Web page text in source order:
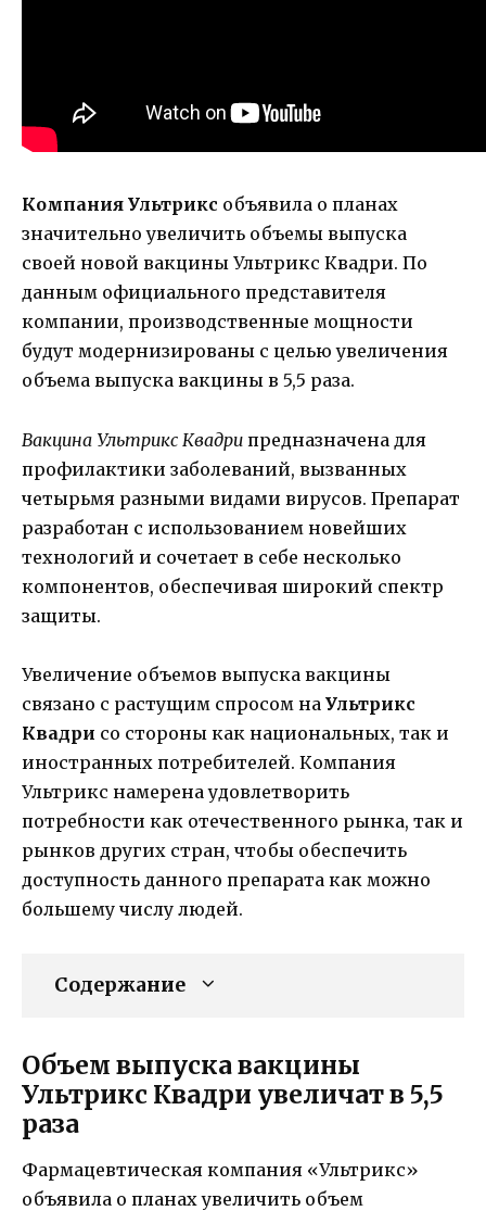
Компания Ультрикс объявила о планах
значительно увеличить объемы выпуска
своей новой вакцины Ультрикс Квадри. По
данным официального представителя
компании, производственные мощности
будут модернизированы с целью увеличения
объема выпуска вакцины в 5,5 раза.
Вакцина Ультрикс Квадри предназначена для
профилактики заболеваний, вызванных
четырьмя разными видами вирусов. Препарат
разработан с использованием новейших
технологий и сочетает в себе несколько
компонентов, обеспечивая широкий спектр
защиты.
Увеличение объемов выпуска вакцины
связано с растущим спросом на Ультрикс
Квадри со стороны как национальных, так и
иностранных потребителей. Компания
Ультрикс намерена удовлетворить
потребности как отечественного рынка, так и
рынков других стран, чтобы обеспечить
доступность данного препарата как можно
большему числу людей.
Содержание
Объем выпуска вакцины
Ультрикс Квадри увеличат в 5,5
раза
Фармацевтическая компания «Ультрикс»
объявила о планах увеличить объем